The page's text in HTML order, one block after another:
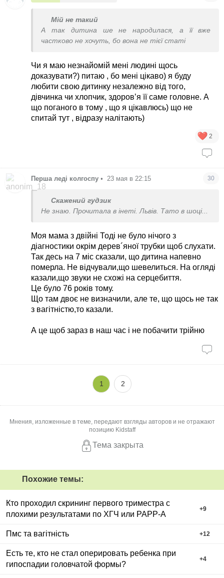
Мій не такий
А так дитина ше не народилася, а її вже
частково не хочуть, бо вона не тієї статі
Чи я маю незнайомій мені людині щось
доказувати?) питаю , бо мені цікаво) я буду
любити свою дитинку незалежно від того,
дівчинка чи хлопчик, здоровʼя її саме головне. А
що поганого в тому , що я цікавлюсь) що не
спитай тут , відразу налітають)
2
Перша леді колгоспу • 23 мая в 22:15 30
Скажений гудзик
Не знаю. Прочитала в інеті. Львів. Тато в шоці...
Моя мама з двійні Тоді не було нічого з
діагностики окрім дерев´яної трубки щоб слухати.
Так десь на 7 міс сказали, що дитина напевно
померла. Не відчували,що шевелиться. На огляді
казали,що звуки не схожі на серцебиття.
Це було 76 років тому.
Що там двоє не визначили, але те, що щось не так
з вагітністю,то казали.
А це щоб зараз в наш час і не побачити трійню
1 2
Мнения, изложенные в теме, передают взгляды авторов и не отражают
позицию Kidstaff
Тема закрыта
Похожие темы:
Кто проходил скрининг первого триместра с
плохими результатами по ХГЧ или РАРР-А
+9
Пмс та вагітність +12
Есть те, кто не стал оперировать ребенка при
гипоспадии головчатой формы?
+4